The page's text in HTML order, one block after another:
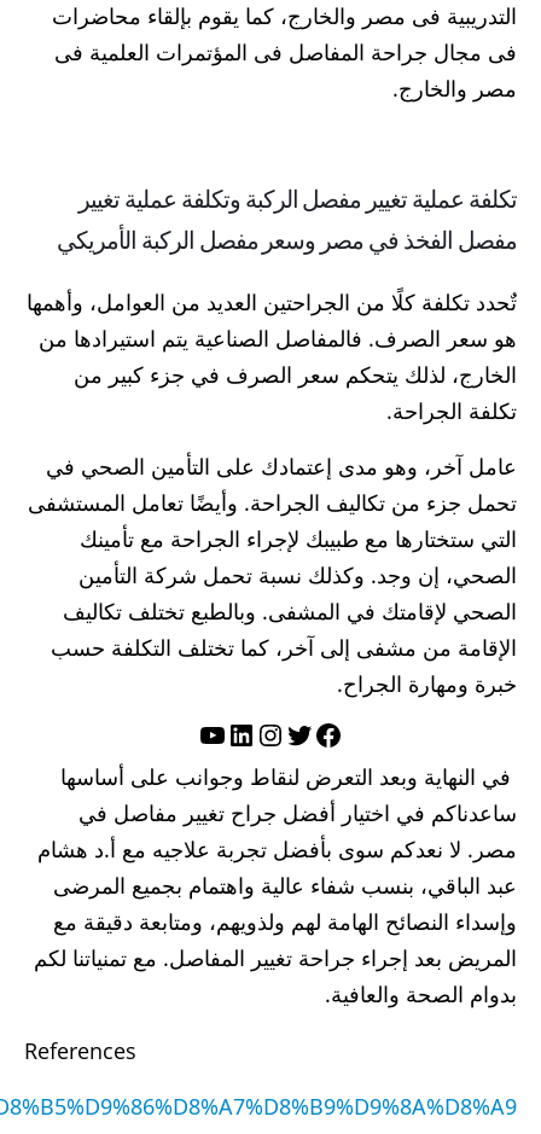
التدريبية فى مصر والخارج، كما يقوم بإلقاء محاضرات
فى مجال جراحة المفاصل فى المؤتمرات العلمية فى
مصر والخارج.
تكلفة عملية تغيير مفصل الركبة وتكلفة عملية تغيير
مفصل الفخذ في مصر وسعر مفصل الركبة الأمريكي
تٌحدد تكلفة كلًا من الجراحتين العديد من العوامل، وأهمها
هو سعر الصرف. فالمفاصل الصناعية يتم استيرادها من
الخارج، لذلك يتحكم سعر الصرف في جزء كبير من
تكلفة الجراحة.
عامل آخر، وهو مدى إعتمادك على التأمين الصحي في
تحمل جزء من تكاليف الجراحة. وأيضًا تعامل المستشفى
التي ستختارها مع طبيبك لإجراء الجراحة مع تأمينك
الصحي، إن وجد. وكذلك نسبة تحمل شركة التأمين
الصحي لإقامتك في المشفى. وبالطبع تختلف تكاليف
الإقامة من مشفى إلى آخر، كما تختلف التكلفة حسب
خبرة ومهارة الجراح.
فيسبوك
تويترإنستجرام
لينكد إنيوتيوب
في النهاية وبعد التعرض لنقاط وجوانب على أساسها
ساعدناكم في اختيار أفضل جراح تغيير مفاصل في
مصر. لا نعدكم سوى بأفضل تجربة علاجيه مع أ.د هشام
عبد الباقي، بنسب شفاء عالية واهتمام بجميع المرضى
وإسداء النصائح الهامة لهم ولذويهم، ومتابعة دقيقة مع
المريض بعد إجراء جراحة تغيير المفاصل. مع تمنياتنا لكم
بدوام الصحة والعافية.
References